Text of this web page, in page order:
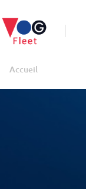
Accueil